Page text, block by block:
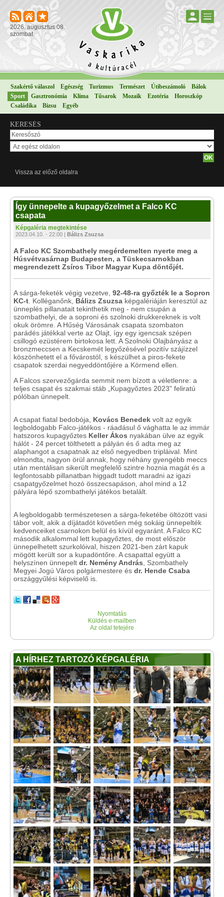
2026. augusztus 08.
szombat
Szakértő válaszol Egészség Turizmus Természet Útibeszámoló
Bálok
Sport
Gasztronómia Klíma Tűsarok Mozaik Ezotéria
Horoszkóp
Családika
Bizsu Egyéb
KERESÉS
Vissza az előző oldalra
Így ünnepelte a kupagyőzelmet a Falco KC
csapata
Képgaléria megtekintése
2023.04.10. - 22:00 | Bálizs Zsuzsa
A Falco KC Szombathely megérdemelten nyerte meg a
Húsvétvasárnap Budapesten, a Tüskecsarnokban
megrendezett Zsíros Tibor Magyar Kupa döntőjét.
A sárga-feketék végig vezetve, 92-48-ra győzték le a Sopron
KC-t . Kolléganőnk, Bálizs Zsuzsa képgalériáján keresztül az
ünneplés pillanatait tekinthetik meg - nem csupán a
szombathelyi, de a soproni és szolnoki drukkereknek is volt
okuk örömre. A Hűség Városának csapata szombaton
parádés játékkal verte az Olajt, így egy igencsak szépen
csillogó ezüstérem birtokosa lett. A Szolnoki Olajbányász a
bronzmeccsen a Kecskemét legyőzésével pozitív szájízzel
köszönhetett el a fővárostól, s készülhet a piros-fekete
csapatok szerdai negyeddöntőjére a Körmend ellen.
A Falcos szervezőgárda semmit nem bízott a véletlenre: a
teljes csapat és szakmai stáb „Kupagyőztes 2023" feliratú
pólóban ünnepelt.
A csapat fiatal bedobója, Kovács Benedek volt az egyik
legboldogabb Falco-játékos - ráadásul ő vághatta le az immár
hatszoros kupagyőztes Keller Ákos nyakában ülve az egyik
hálót - 24 percet tölthetett a pályán és ő adta meg az
alaphangot a csapatnak az első negyedben tripláival. Mint
elmondta, nagyon örül annak, hogy néhány gyengébb meccs
után mentálisan sikerült megfelelő szintre hoznia magát és a
legfontosabb pillanatban higgadt tudott maradni az igazi
csapatgyőzelmet hozó összecsapáson, ahol mind a 12
pályára lépő szombathelyi játékos betalált.
A legboldogabb természetesen a sárga-feketébe öltözött vasi
tábor volt, akik a díjátadót követően még sokáig ünnepelték
kedvenceiket csarnokon belül és kívül egyaránt. A Falco KC
második alkalommal lett kupagyőztes, de most először
ünnepelhetett szurkolóival, hiszen 2021-ben zárt kapuk
mögött került sor a kupadöntőre. A csapattal együtt a
helyszínen ünnepelt dr. Nemény András , Szombathely
Megyei Jogú Város polgármestere és dr. Hende Csaba
országgyűlési képviselő is.
Nyomtatás
Küldés e-mailben
Az oldal tetejére
A HÍRHEZ TARTOZÓ KÉPGALÉRIA